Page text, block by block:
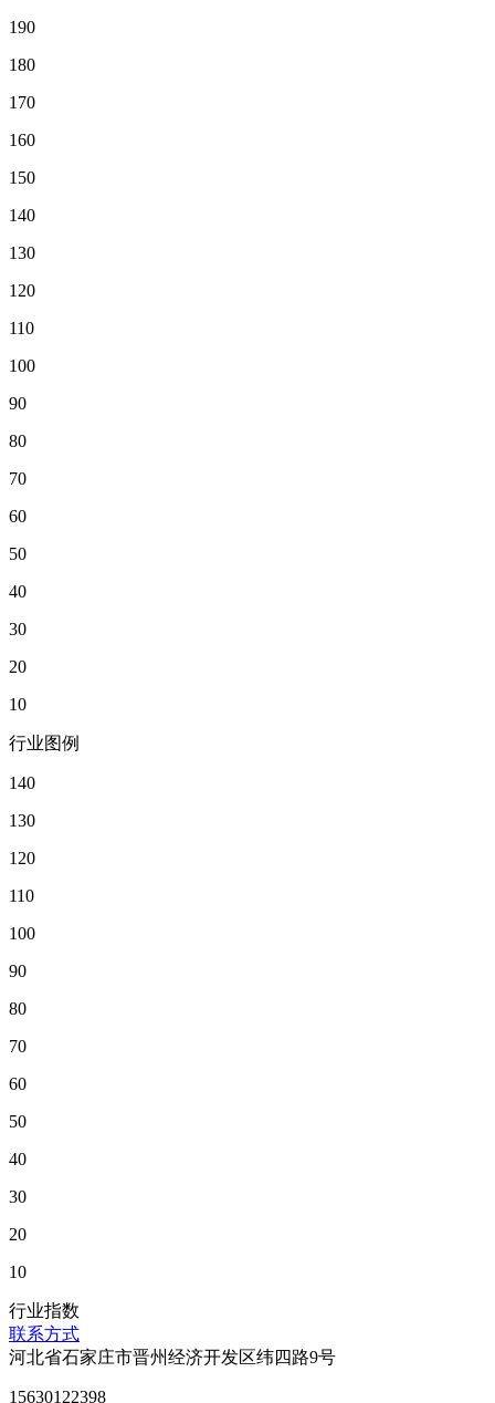
190
180
170
160
150
140
130
120
110
100
90
80
70
60
50
40
30
20
10
行业图例
140
130
120
110
100
90
80
70
60
50
40
30
20
10
行业指数
联系方式
河北省石家庄市晋州经济开发区纬四路9号
15630122398